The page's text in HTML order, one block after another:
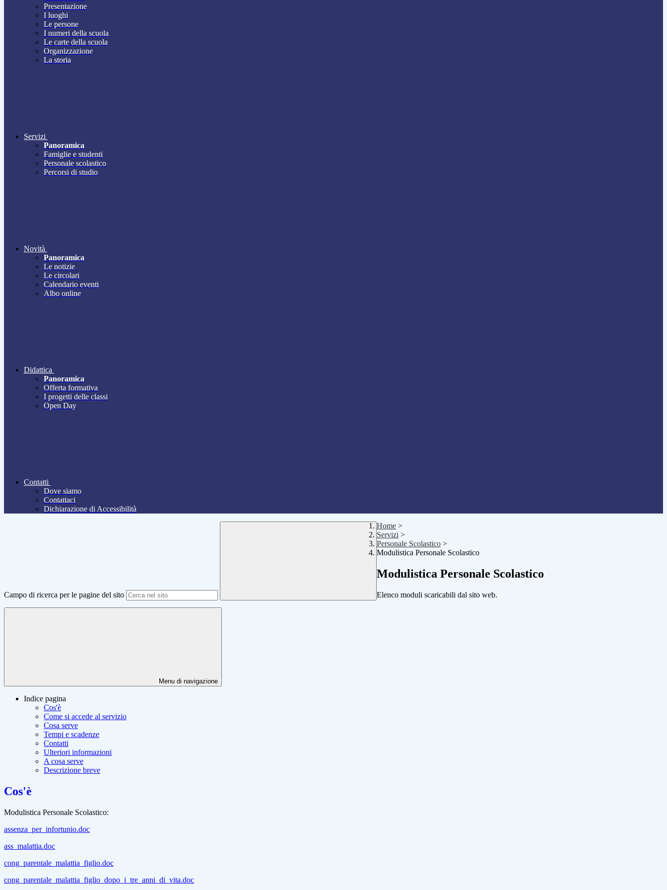
Presentazione
I luoghi
Le persone
I numeri della scuola
Le carte della scuola
Organizzazione
La storia
Servizi
Panoramica
Famiglie e studenti
Personale scolastico
Percorsi di studio
Novità
Panoramica
Le notizie
Le circolari
Calendario eventi
Albo online
Didattica
Panoramica
Offerta formativa
I progetti delle classi
Open Day
Contatti
Dove siamo
Contattaci
Dichiarazione di Accessibilità
Campo di ricerca per le pagine del sito
Home >
Servizi >
Personale Scolastico >
Modulistica Personale Scolastico
Modulistica Personale Scolastico
Elenco moduli scaricabili dal sito web.
Menu di navigazione
Indice pagina
Cos'è
Come si accede al servizio
Cosa serve
Tempi e scadenze
Contatti
Ulteriori informazioni
A cosa serve
Descrizione breve
Cos'è
Modulistica Personale Scolastico:
assenza_per_infortunio.doc
ass_malattia.doc
cong_parentale_malattia_figlio.doc
cong_parentale_malattia_figlio_dopo_i_tre_anni_di_vita.doc